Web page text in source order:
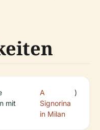
mit
A
Signorina
in Milan
)